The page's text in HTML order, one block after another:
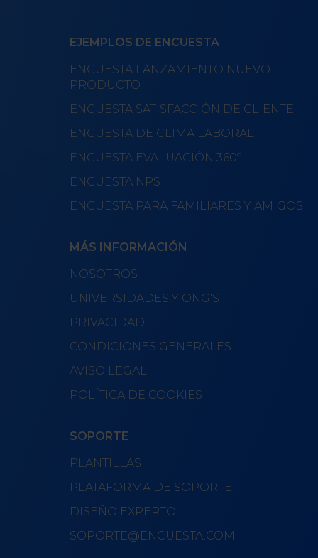
EJEMPLOS DE ENCUESTA
ENCUESTA LANZAMIENTO NUEVO
PRODUCTO
ENCUESTA SATISFACCIÓN DE CLIENTE
ENCUESTA DE CLIMA LABORAL
ENCUESTA EVALUACIÓN 360º
ENCUESTA NPS
ENCUESTA PARA FAMILIARES Y AMIGOS
MÁS INFORMACIÓN
NOSOTROS
UNIVERSIDADES Y ONG'S
PRIVACIDAD
CONDICIONES GENERALES
AVISO LEGAL
POLÍTICA DE COOKIES
SOPORTE
PLANTILLAS
PLATAFORMA DE SOPORTE
DISEÑO EXPERTO
SOPORTE@ENCUESTA.COM